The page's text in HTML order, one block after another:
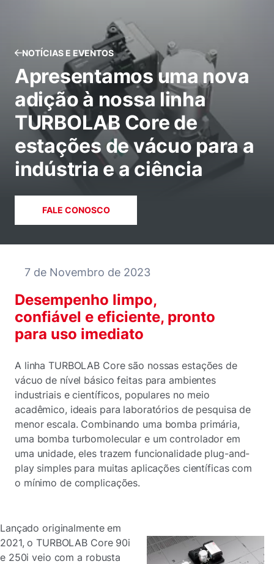
NOTÍCIAS E EVENTOS
Apresentamos uma nova
adição à nossa linha
TURBOLAB Core de
estações de vácuo para a
indústria e a ciência
FALE CONOSCO
7 de Novembro de 2023
Desempenho limpo,
confiável e eficiente, pronto
para uso imediato
A linha TURBOLAB Core são nossas estações de
vácuo de nível básico feitas para ambientes
industriais e científicos, populares no meio
acadêmico, ideais para laboratórios de pesquisa de
menor escala. Combinando uma bomba primária,
uma bomba turbomolecular e um controlador em
uma unidade, eles trazem funcionalidade plug-and-
play simples para muitas aplicações científicas com
o mínimo de complicações.
Lançado originalmente em
2021, o TURBOLAB Core 90i
e 250i veio com a robusta